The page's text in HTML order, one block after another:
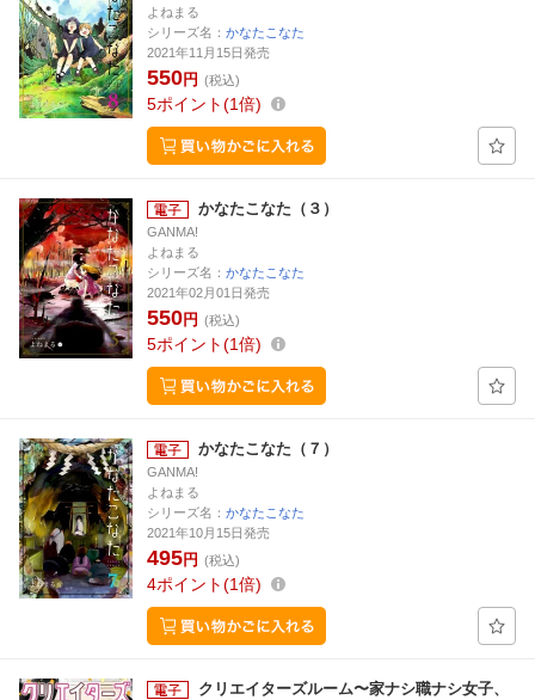
よねまる
シリーズ名： かなたこなた
2021年11月15日発売
550円 (税込)
5ポイント 1倍
かなたこなた（３）
GANMA!
よねまる
シリーズ名： かなたこなた
2021年02月01日発売
550円 (税込)
5ポイント 1倍
かなたこなた（７）
GANMA!
よねまる
シリーズ名： かなたこなた
2021年10月15日発売
495円 (税込)
4ポイント 1倍
クリエイターズルーム〜家ナシ職ナシ女子、